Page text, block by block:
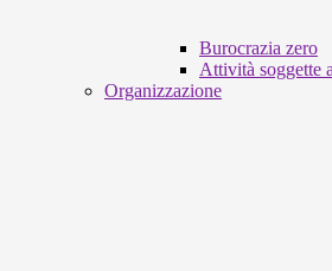
Burocrazia zero
Attività soggette
Organizzazione